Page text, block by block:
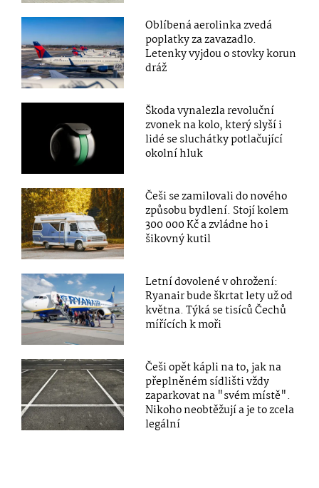
Oblíbená aerolinka zvedá
poplatky za zavazadlo.
Letenky vyjdou o stovky korun
dráž
Škoda vynalezla revoluční
zvonek na kolo, který slyší i
lidé se sluchátky potlačující
okolní hluk
Češi se zamilovali do nového
způsobu bydlení. Stojí kolem
300 000 Kč a zvládne ho i
šikovný kutil
Letní dovolené v ohrožení:
Ryanair bude škrtat lety už od
května. Týká se tisíců Čechů
mířících k moři
Češi opět kápli na to, jak na
přeplněném sídlišti vždy
zaparkovat na "svém místě".
Nikoho neobtěžují a je to zcela
legální